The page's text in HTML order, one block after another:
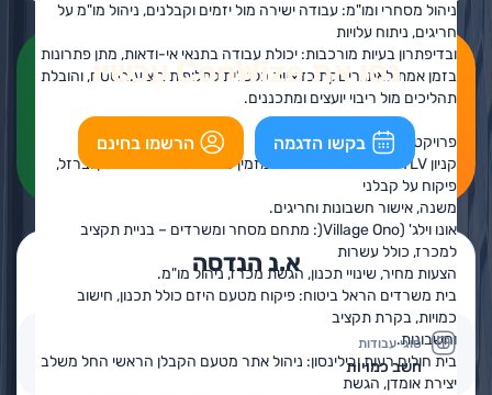
ניהול מסחרי ומו"מ: עבודה ישירה מול יזמים וקבלנים, ניהול מו"מ על
חריגים, ניתוח עלויות
ובדיפתרון בעיות מורכבות: יכולת עבודה בתנאי אי-ודאות, מתן פתרונות
בזמן אמת לאתגריםקת כדאיות כלכלית לחלופות ביצוע.בשטח, והובלת
תהליכים מול ריבוי יועצים ומתכננים.
פרויקטים נבחרים:
קניון TLV - יצירת כתב כמויות למזמין כולל חישוב כמויות בטון וברזל,
פיקוח על קבלני
משנה, אישור חשבונות וחריגים.
אונו וילג' (Village Ono(: מתחם מסחר ומשרדים – בניית תקציב
למכרז, כולל עשרות
הצעות מחיר, שינויי תכנון, הגשת מכרז, ניהול מו"מ.
בית משרדים הראל ביטוח: פיקוח מטעם היזם כולל תכנון, חישוב
כמויות, בקרת תקציב
וחשבונות.
בית חולים רעות ובילינסון: ניהול אתר מטעם הקבלן הראשי החל משלב
יצירת אומדן, הגשת
נסו את ConWize עכשיו
בקשו הדגמה הרשמו בחינם
א.נ הנדסה
סוגי עבודות
חשב כמויות